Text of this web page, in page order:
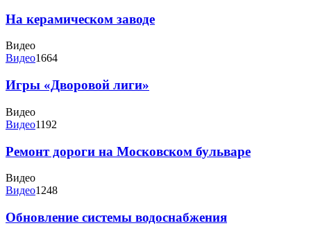
На керамическом заводе
Видео
Видео1664
Игры «Дворовой лиги»
Видео
Видео1192
Ремонт дороги на Московском бульваре
Видео
Видео1248
Обновление системы водоснабжения